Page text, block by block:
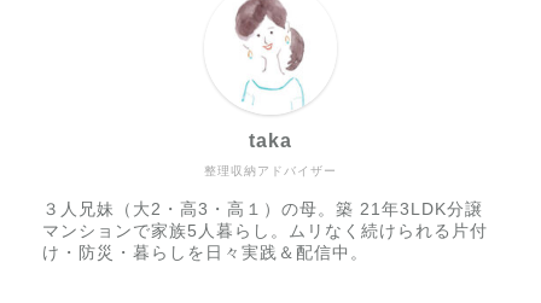
整理収納アドバイザー
taka
３人兄妹（大2・高3・高１）の母。築 21年3LDK分譲
マンションで家族5人暮らし。ムリなく続けられる片付
け・防災・暮らしを日々実践＆配信中。